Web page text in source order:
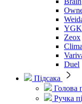
YGK
Zeox
Duel
Підсака
Голова
Ручка